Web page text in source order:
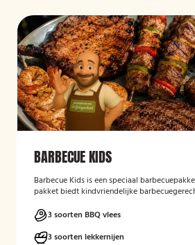
BARBECUE KIDS
Barbecue Kids is een speciaal
pakket biedt kindvriendelijke
BBQ-ervaring tijdens een feest, familiedag of
3 soorten BBQ vlees
3 soorten lekkernijen